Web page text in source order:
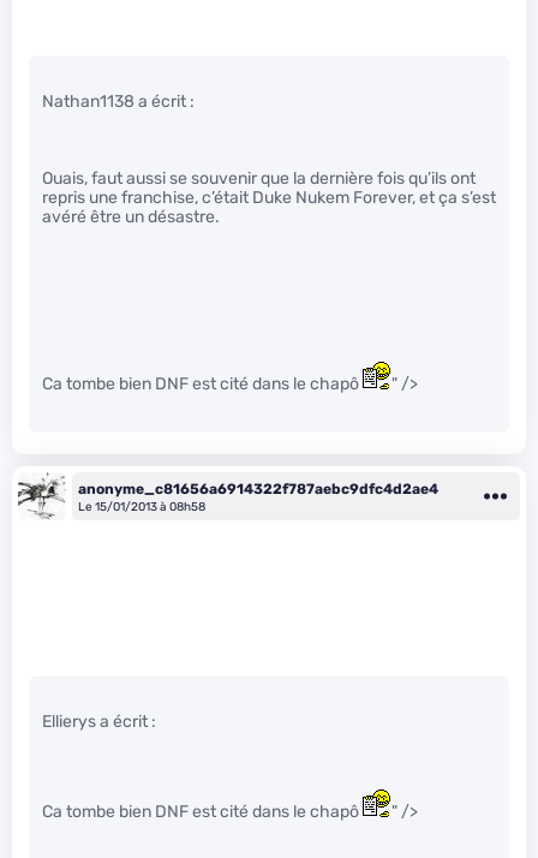
Nathan1138 a écrit :
Ouais, faut aussi se souvenir que la dernière fois qu’ils ont
repris une franchise, c’était Duke Nukem Forever, et ça s’est
avéré être un désastre.
Ca tombe bien DNF est cité dans le chapô " />
anonyme_c81656a6914322f787aebc9dfc4d2ae4
Le 15/01/2013 à 08h58
Ellierys a écrit :
Ca tombe bien DNF est cité dans le chapô " />